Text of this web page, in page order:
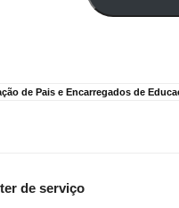
de Pais e Encarregados de
de serviço